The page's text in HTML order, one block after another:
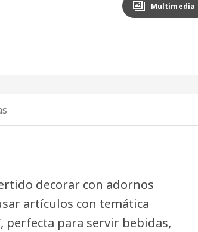
Multimedia
decorar con adornos
artículos con temática
perfecta para servir bebidas,